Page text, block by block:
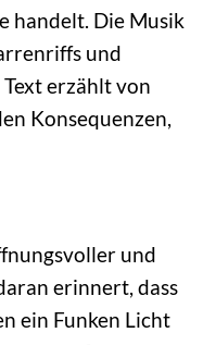
handelt. Die Musik
und
erzählt von
Konsequenzen,
und
erinnert, dass
ein Funken Licht